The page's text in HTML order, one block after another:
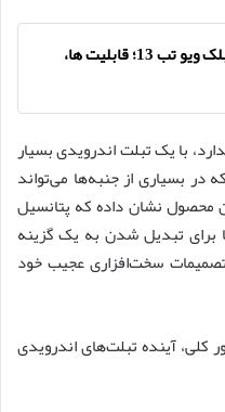
نقد و بررسی تبلت بلک ویو تب 13؛ قابلیت ها،
با یک تبلت اندرویدی بسیار
بسیاری از جنبه‌ها می‌تواند
محصول نشان داده که پتانسیل
برای تبدیل شدن به یک گزینه
سخت‌افزاری عجیب خود
کلی، آینده تبلت‌های اندرویدی